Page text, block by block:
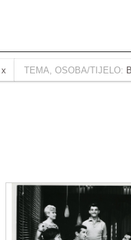
TEMA, OSOBA/TIJELO: